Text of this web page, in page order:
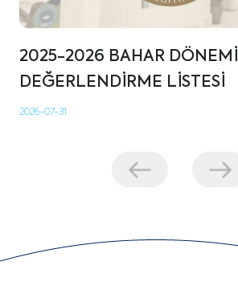
2025-2026 BAHAR DÖNEMİ EK SINAV
DEĞERLENDİRME LİSTESİ
2026-07-31